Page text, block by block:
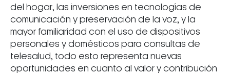
del hogar, las inversiones en tecnologías de
comunicación y preservación de la voz, y la
mayor familiaridad con el uso de dispositivos
personales y domésticos para consultas de
telesalud, todo esto representa nuevas
oportunidades en cuanto al valor y contribución